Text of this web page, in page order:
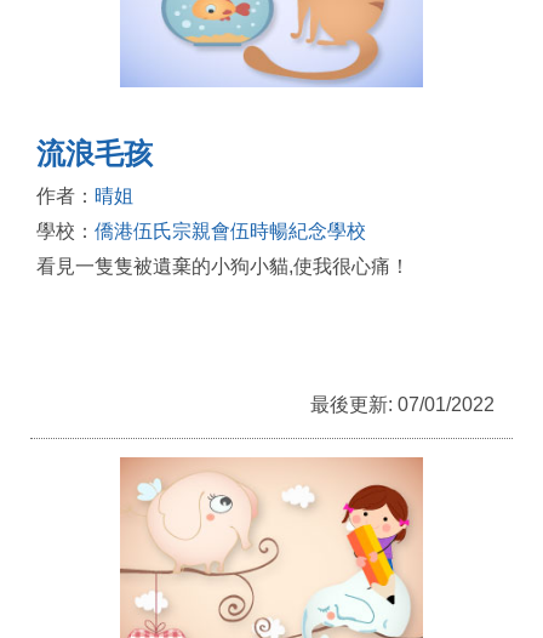
流浪毛孩
作者： 晴姐
學校： 僑港伍氏宗親會伍時暢紀念學校
看見一隻隻被遺棄的小狗小貓,使我很心痛！
最後更新: 07/01/2022